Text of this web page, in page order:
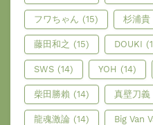
フワちゃん (15) 杉浦貴
藤田和之 (15) DOUKI
SWS (14) YOH (14)
柴田勝賴 (14) 真壁刀義
龍魂激論 (14) Big Van